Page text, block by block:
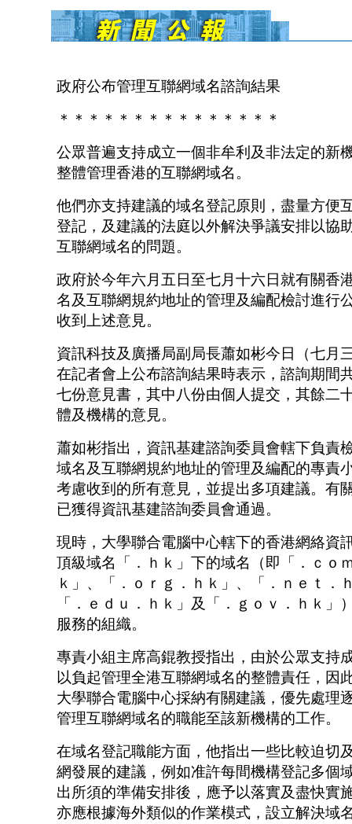
政府公布管理互聯網域名諮詢結果
＊＊＊＊＊＊＊＊＊＊＊＊＊＊＊
公眾普遍支持成立一個非牟利及非法定的新
整體管理香港的互聯網域名。
他們亦支持建議的域名登記原則，盡量方便
登記，及建議的法庭以外解決爭議安排以協
互聯網域名的問題。
政府於今年六月五日至七月十六日就有關香
名及互聯網規約地址的管理及編配檢討進行
收到上述意見。
資訊科技及廣播局副局長蕭如彬今日（七月
在記者會上公布諮詢結果時表示，諮詢期間
七份意見書，其中八份由個人提交，其餘二
體及機構的意見。
蕭如彬指出，資訊基建諮詢委員會轄下負責
域名及互聯網規約地址的管理及編配的專責
考慮收到的所有意見，並提出多項建議。有
已獲得資訊基建諮詢委員會通過。
現時，大學聯合電腦中心轄下的香港網絡資
頂級域名「．ｈｋ」下的域名（即「．ｃｏ
ｋ」、「．ｏｒｇ．ｈｋ」、「．ｎｅｔ．
「．ｅｄｕ．ｈｋ」及「．ｇｏｖ．ｈｋ」
服務的組織。
專責小組主席高錕教授指出，由於公眾支持
以負起管理全港互聯網域名的整體責任，因
大學聯合電腦中心採納有關建議，優先處理
管理互聯網域名的職能至該新機構的工作。
在域名登記職能方面，他指出一些比較迫切
網發展的建議，例如准許每間機構登記多個
出所須的準備安排後，應予以落實及盡快實
亦應根據海外類似的作業模式，設立解決域